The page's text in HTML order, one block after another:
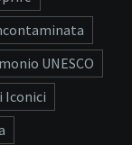
UNESCO
Iconici